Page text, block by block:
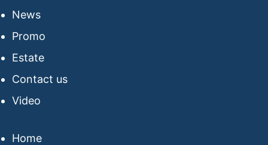
News
Promo
Estate
Contact us
Video
Home